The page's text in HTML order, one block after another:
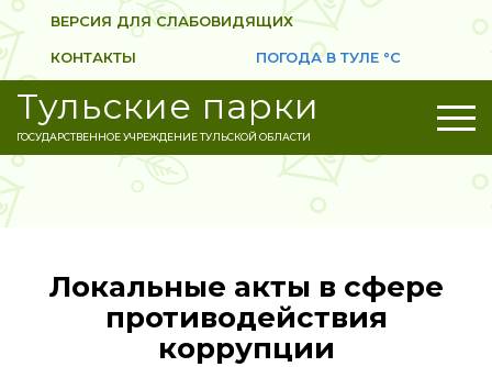
ВЕРСИЯ ДЛЯ СЛАБОВИДЯЩИХ
КОНТАКТЫ ПОГОДА В ТУЛЕ °C
Тульские парки
ГОСУДАРСТВЕННОЕ УЧРЕЖДЕНИЕ ТУЛЬСКОЙ ОБЛАСТИ
Локальные акты в сфере
противодействия
коррупции